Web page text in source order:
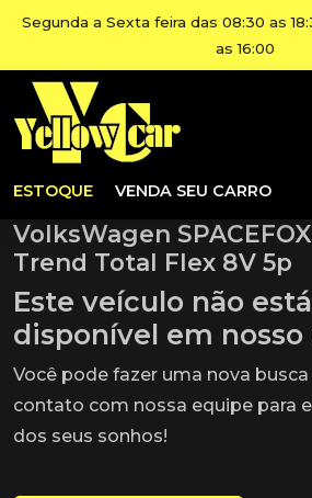
Segunda a Sexta feira das 08:30 as
as 16:00
ESTOQUE VENDA SEU CARRO
VolksWagen SPACEFOX
Trend Total Flex 8V 5p
Este veículo não
disponível em nosso
Você pode fazer uma nova
contato com nossa equipe para
dos seus sonhos!